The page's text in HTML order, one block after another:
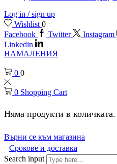
Log in / sign up
Wishlist 0
Facebook
Twitter Instagram
Linkedin
НАМАЛЕНИЯ
0 0
0 Shopping Cart
Няма продукти в количката.
Върни се към магазина
Срокове и доставка
Search input